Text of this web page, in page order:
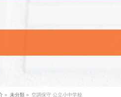
» 未分類 » 空調保守 公立小中学校